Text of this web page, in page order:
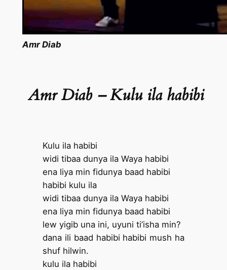
Amr Diab
Amr Diab –Kulu ila habibi
Kulu ila habibi
widi tibaa dunya ila Waya habibi
ena liya min fidunya baad habibi
habibi kulu ila
widi tibaa dunya ila Waya habibi
ena liya min fidunya baad habibi
lew yigib una ini, uyuni ti’isha min?
dana ili baad habibi habibi mush ha
shuf hilwin.
kulu ila habibi